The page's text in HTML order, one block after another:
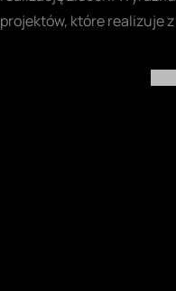
projektów, które realizuje